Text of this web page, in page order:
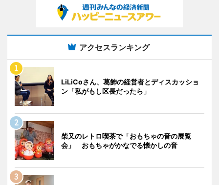
アクセスランキング
LiLiCoさん、葛飾の経営者とディスカッショ
ン「私がもし区長だったら」
柴又のレトロ喫茶で「おもちゃの音の展覧
会」 おもちゃがかなでる懐かしの音